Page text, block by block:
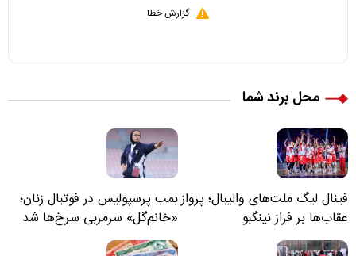
گزارش خطا
محل برند شما
فینال لیگ ملت‌های والیبال؛ پرواز
عقاب‌ها بر فراز نینگبو
بمب پرسپولیس در فوتبال زنان؛
«خانم‌گل» سرمربی سرخ‌ها شد